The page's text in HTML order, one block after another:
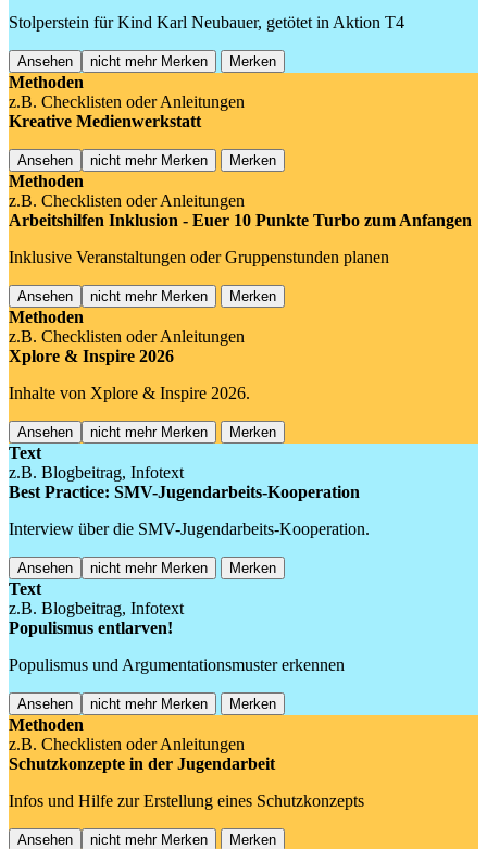
Stolperstein für Kind Karl Neubauer, getötet in Aktion T4
Ansehen nicht mehr Merken Merken
Methoden
z.B. Checklisten oder Anleitungen
Kreative Medienwerkstatt
Ansehen nicht mehr Merken Merken
Methoden
z.B. Checklisten oder Anleitungen
Arbeitshilfen Inklusion - Euer 10 Punkte Turbo zum Anfangen
Inklusive Veranstaltungen oder Gruppenstunden planen
Ansehen nicht mehr Merken Merken
Methoden
z.B. Checklisten oder Anleitungen
Xplore & Inspire 2026
Inhalte von Xplore & Inspire 2026.
Ansehen nicht mehr Merken Merken
Text
z.B. Blogbeitrag, Infotext
Best Practice: SMV-Jugendarbeits-Kooperation
Interview über die SMV-Jugendarbeits-Kooperation.
Ansehen nicht mehr Merken Merken
Text
z.B. Blogbeitrag, Infotext
Populismus entlarven!
Populismus und Argumentationsmuster erkennen
Ansehen nicht mehr Merken Merken
Methoden
z.B. Checklisten oder Anleitungen
Schutzkonzepte in der Jugendarbeit
Infos und Hilfe zur Erstellung eines Schutzkonzepts
Ansehen nicht mehr Merken Merken